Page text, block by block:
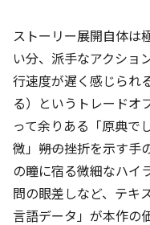
ストーリー展開自体は
い分、派手なアクショ
行速度が遅く感じられ
る）というトレードオ
って余りある「原典で
微」――朔の挫折を示す
の瞳に宿る微細なハイ
問の眼差しなど、テキ
言語データ」が本作の